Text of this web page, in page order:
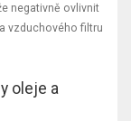
negativně ovlivnit
vzduchového filtru
oleje a